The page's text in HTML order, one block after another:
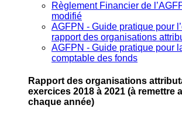
Règlement Financier de
modifié
AGFPN ‐ Guide pratique pour
rapport des organisations
AGFPN ‐ Guide pratique pour
comptable des fonds
Rapport des organisations
exercices 2018 à 2021 (à remettre
chaque année)